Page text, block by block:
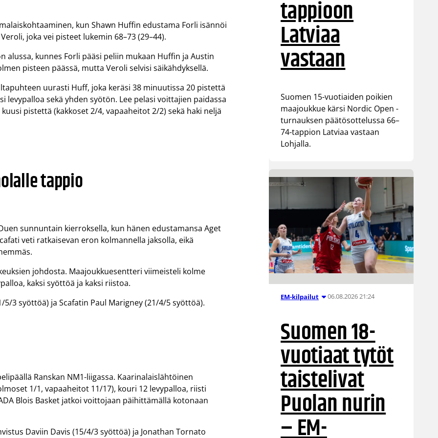
kun Shawn Huffin edustama Forli isännöi
joka vei pisteet lukemin 68–73 (29–44).
alussa, kunnes Forli pääsi peliin mukaan Huffin ja Austin
pisteen päässä, mutta Veroli selvisi säikähdyksellä.
uurasti Huff, joka keräsi 38 minuutissa 20 pistettä
levypalloa sekä yhden syötön. Lee pelasi voittajien paidassa
pistettä (kakkoset 2/4, vapaaheitot 2/2) sekä haki neljä
tappio
sunnuntain kierroksella, kun hänen edustamansa Aget
veti ratkaisevan eron kolmannella jaksolla, eikä
johdosta. Maajoukkuesentteri viimeisteli kolme
kaksi syöttöä ja kaksi riistoa.
3 syöttöä) ja Scafatin Paul Marigney (21/4/5 syöttöä).
Ranskan NM1-liigassa. Kaarinalaislähtöinen
1/1, vapaaheitot 11/17), kouri 12 levypalloa, riisti
Blois Basket jatkoi voittojaan päihittämällä kotonaan
Daviin Davis (15/4/3 syöttöä) ja Jonathan Tornato
tappioon
Latviaa
vastaan
Suomen 15-vuotiaiden poikien
maajoukkue kärsi Nordic Open -
turnauksen päätösottelussa 66–
74-tappion Latviaa vastaan
Lohjalla.
EM-kilpailut 06.08.2026 21:24
Suomen 18-
vuotiaat tytöt
taistelivat
Puolan nurin
– EM-